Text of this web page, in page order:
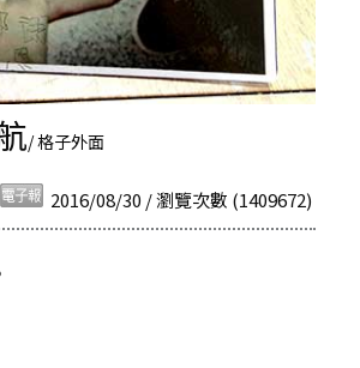
/ 格子外面
2016/08/30 / 瀏覽次數 (1409672)